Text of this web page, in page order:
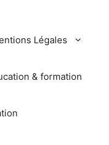
Légales
& formation